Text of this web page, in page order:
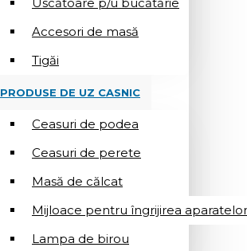
Accesori de masă
Tigăi
PRODUSE DE UZ CASNIC
Ceasuri de podea
Ceasuri de perete
Masă de călcat
Mijloace pentru îngrijirea
Lampa de birou